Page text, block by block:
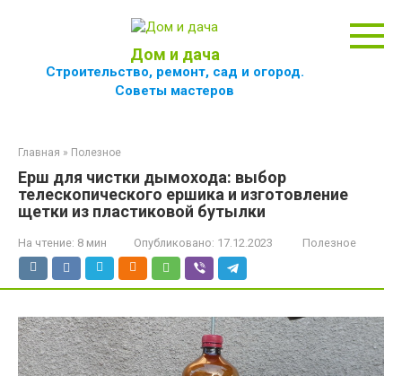
Дом и дача
Строительство, ремонт, сад и огород.
Советы мастеров
Главная » Полезное
Ерш для чистки дымохода: выбор
телескопического ершика и изготовление
щетки из пластиковой бутылки
На чтение: 8 мин Опубликовано: 17.12.2023 Полезное